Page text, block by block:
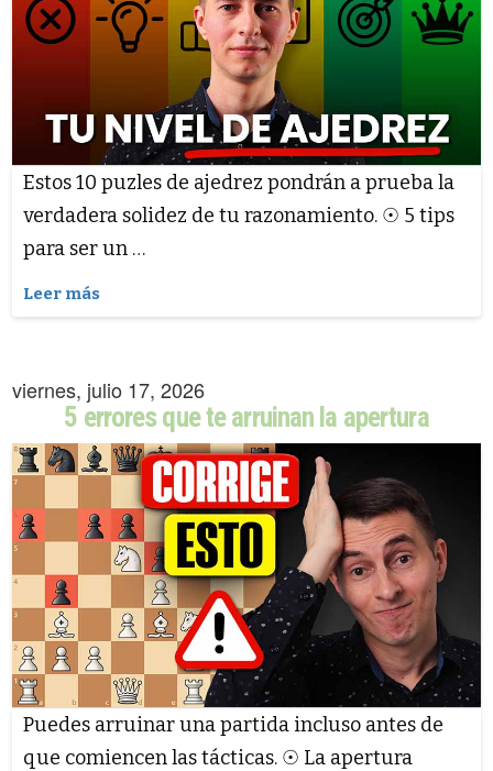
Estos 10 puzles de ajedrez pondrán a prueba la
verdadera solidez de tu razonamiento. ☉ 5 tips
para ser un …
Leer más
viernes, julio 17, 2026
5 errores que te arruinan la apertura
Puedes arruinar una partida incluso antes de
que comiencen las tácticas. ☉ La apertura